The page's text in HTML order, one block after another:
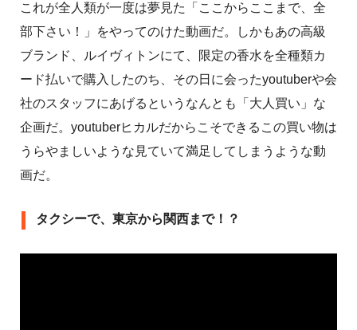
これが全人類が一度は夢見た「ここからここまで、全
部下さい！」をやってのけた動画だ。しかもあの高級
ブランド、ルイヴィトンにて、限定の香水を全種類カ
ード払いで購入したのち、その日に会ったyoutuberや会
社のスタッフにあげるというなんとも「大人買い」な
企画だ。youtuberヒカルだからこそできるこの買い物は
うらやましいような見ていて満足してしまうような動
画だ。
タクシーで、東京から関西まで！？